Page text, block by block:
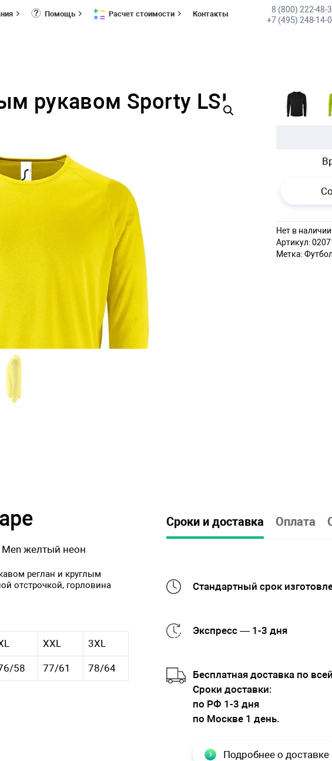
Помощь Расчет стоимости Контакты
8 (800) 222-48-
+7 (495) 248-14-
рукавом Sporty LSL
Нет в наличии
Артикул:
Метка:
желтый неон
реглан и круглым
отстрочкой, горловина
XXL 3XL
58 77/61 78/64
Сроки и доставка Оплата
Стандартный срок
Экспресс — 1-3 дня
Бесплатная доставка по
Cроки доставки:
по РФ 1-3 дня
по Москве 1 день.
Подробнее о доставке